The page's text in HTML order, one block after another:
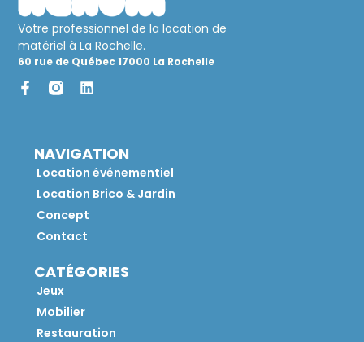
Votre professionnel de la location de
matériel à La Rochelle.
60 rue de Québec 17000 La Rochelle
NAVIGATION
Location événementiel
Location Brico & Jardin
Concept
Contact
CATÉGORIES
Jeux
Mobilier
Restauration